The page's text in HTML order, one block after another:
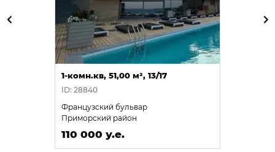
1-комн.кв, 51,00 м², 13/17
ID: 28840
Французский бульвар
Приморский район
110 000 у.е.